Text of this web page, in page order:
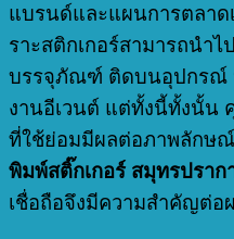
แบรนด์และแผนการตลาด
ราะสติกเกอร์สามารถนำ
บรรจุภัณฑ์ ติดบนอุปกรณ์
งานอีเวนต์ แต่ทั้งนี้ทั้งนั้น
ที่ใช้ย่อมมีผลต่อภาพลักษ
พิมพ์สติ๊กเกอร์ สมุทรปราก
เชื่อถือจึงมีความสำคัญต่อ